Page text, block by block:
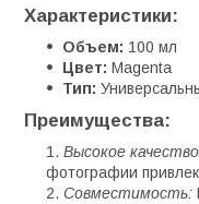
Характеристики:
Объем: 100 мл
Цвет: Magenta
Тип:
Преимущества:
Высокое
фотографии
Совместимость: